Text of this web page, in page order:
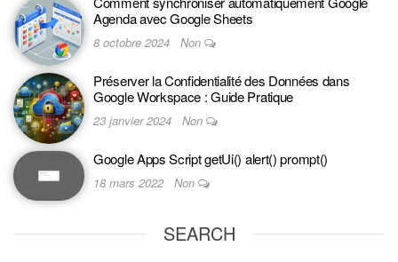
Agenda avec Google Sheets
8 octobre 2024 Non
Préserver la Confidentialité des Données dans
Google Workspace : Guide Pratique
23 janvier 2024 Non
Google Apps Script getUi() alert() prompt()
18 mars 2022 Non
SEARCH